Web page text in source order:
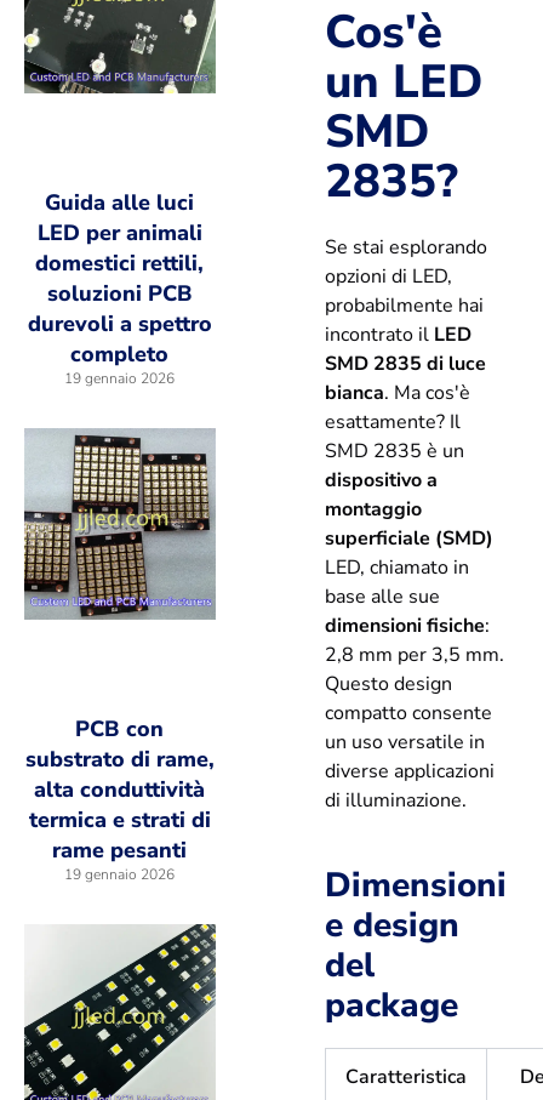
Guida alle luci
LED per animali
domestici rettili,
soluzioni PCB
durevoli a spettro
completo
19 gennaio 2026
PCB con
substrato di rame,
alta conduttività
termica e strati di
rame pesanti
19 gennaio 2026
Cos'è
un LED
SMD
2835?
Se stai esplorando
opzioni di LED,
probabilmente hai
incontrato il LED
SMD 2835 di luce
bianca. Ma cos'è
esattamente? Il
SMD 2835 è un
dispositivo a
montaggio
superficiale (SMD)
LED, chiamato in
base alle sue
dimensioni fisiche:
2,8 mm per 3,5 mm.
Questo design
compatto consente
un uso versatile in
diverse applicazioni
di illuminazione.
Dimensioni
e design
del
package
Caratteristica